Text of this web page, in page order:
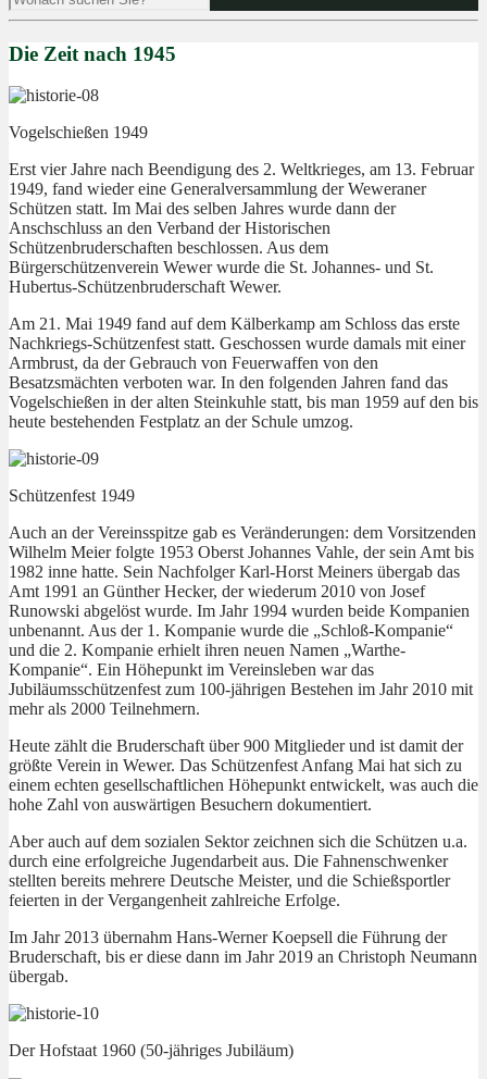
Die Zeit nach 1945
Vogelschießen 1949
Erst vier Jahre nach Beendigung des 2. Weltkrieges, am 13. Februar
1949, fand wieder eine Generalversammlung der Weweraner
Schützen statt. Im Mai des selben Jahres wurde dann der
Anschschluss an den Verband der Historischen
Schützenbruderschaften beschlossen. Aus dem
Bürgerschützenverein Wewer wurde die St. Johannes- und St.
Hubertus-Schützenbruderschaft Wewer.
Am 21. Mai 1949 fand auf dem Kälberkamp am Schloss das erste
Nachkriegs-Schützenfest statt. Geschossen wurde damals mit einer
Armbrust, da der Gebrauch von Feuerwaffen von den
Besatzsmächten verboten war. In den folgenden Jahren fand das
Vogelschießen in der alten Steinkuhle statt, bis man 1959 auf den bis
heute bestehenden Festplatz an der Schule umzog.
Schützenfest 1949
Auch an der Vereinsspitze gab es Veränderungen: dem Vorsitzenden
Wilhelm Meier folgte 1953 Oberst Johannes Vahle, der sein Amt bis
1982 inne hatte. Sein Nachfolger Karl-Horst Meiners übergab das
Amt 1991 an Günther Hecker, der wiederum 2010 von Josef
Runowski abgelöst wurde. Im Jahr 1994 wurden beide Kompanien
unbenannt. Aus der 1. Kompanie wurde die „Schloß-Kompanie“
und die 2. Kompanie erhielt ihren neuen Namen „Warthe-
Kompanie“. Ein Höhepunkt im Vereinsleben war das
Jubiläumsschützenfest zum 100-jährigen Bestehen im Jahr 2010 mit
mehr als 2000 Teilnehmern.
Heute zählt die Bruderschaft über 900 Mitglieder und ist damit der
größte Verein in Wewer. Das Schützenfest Anfang Mai hat sich zu
einem echten gesellschaftlichen Höhepunkt entwickelt, was auch die
hohe Zahl von auswärtigen Besuchern dokumentiert.
Aber auch auf dem sozialen Sektor zeichnen sich die Schützen u.a.
durch eine erfolgreiche Jugendarbeit aus. Die Fahnenschwenker
stellten bereits mehrere Deutsche Meister, und die Schießsportler
feierten in der Vergangenheit zahlreiche Erfolge.
Im Jahr 2013 übernahm Hans-Werner Koepsell die Führung der
Bruderschaft, bis er diese dann im Jahr 2019 an Christoph Neumann
übergab.
Der Hofstaat 1960 (50-jähriges Jubiläum)